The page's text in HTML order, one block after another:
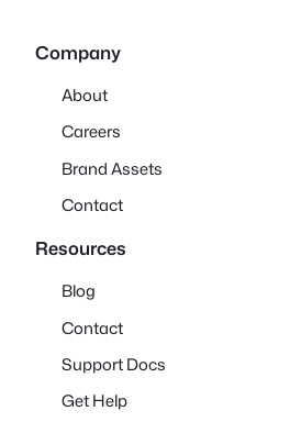
Company
About
Careers
Brand Assets
Contact
Resources
Blog
Contact
Support Docs
Get Help